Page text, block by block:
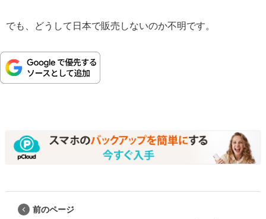
でも、どうして日本で販売しないのか不明です。
前のページ